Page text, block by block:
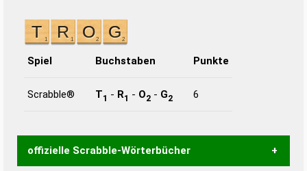
Spiel Buchstaben Punkte
Scrabble® T1 - R1 - O2 - G2 6
offizielle Scrabble-Wörterbücher